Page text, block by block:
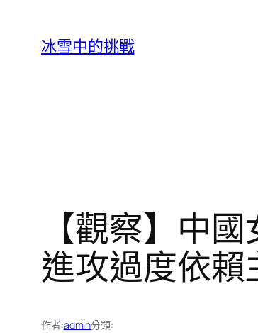
冰雪中的挑戰
【觀察】中
進攻過度依賴
作者:admin分類: